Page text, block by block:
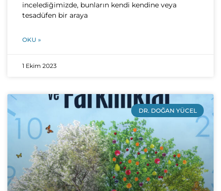
incelediğimizde, bunların kendi kendine veya
tesadüfen bir araya
OKU »
1 Ekim 2023
DR. DOĞAN YÜCEL